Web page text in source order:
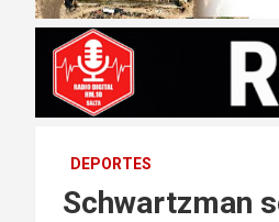
DEPORTES
Schwartzman